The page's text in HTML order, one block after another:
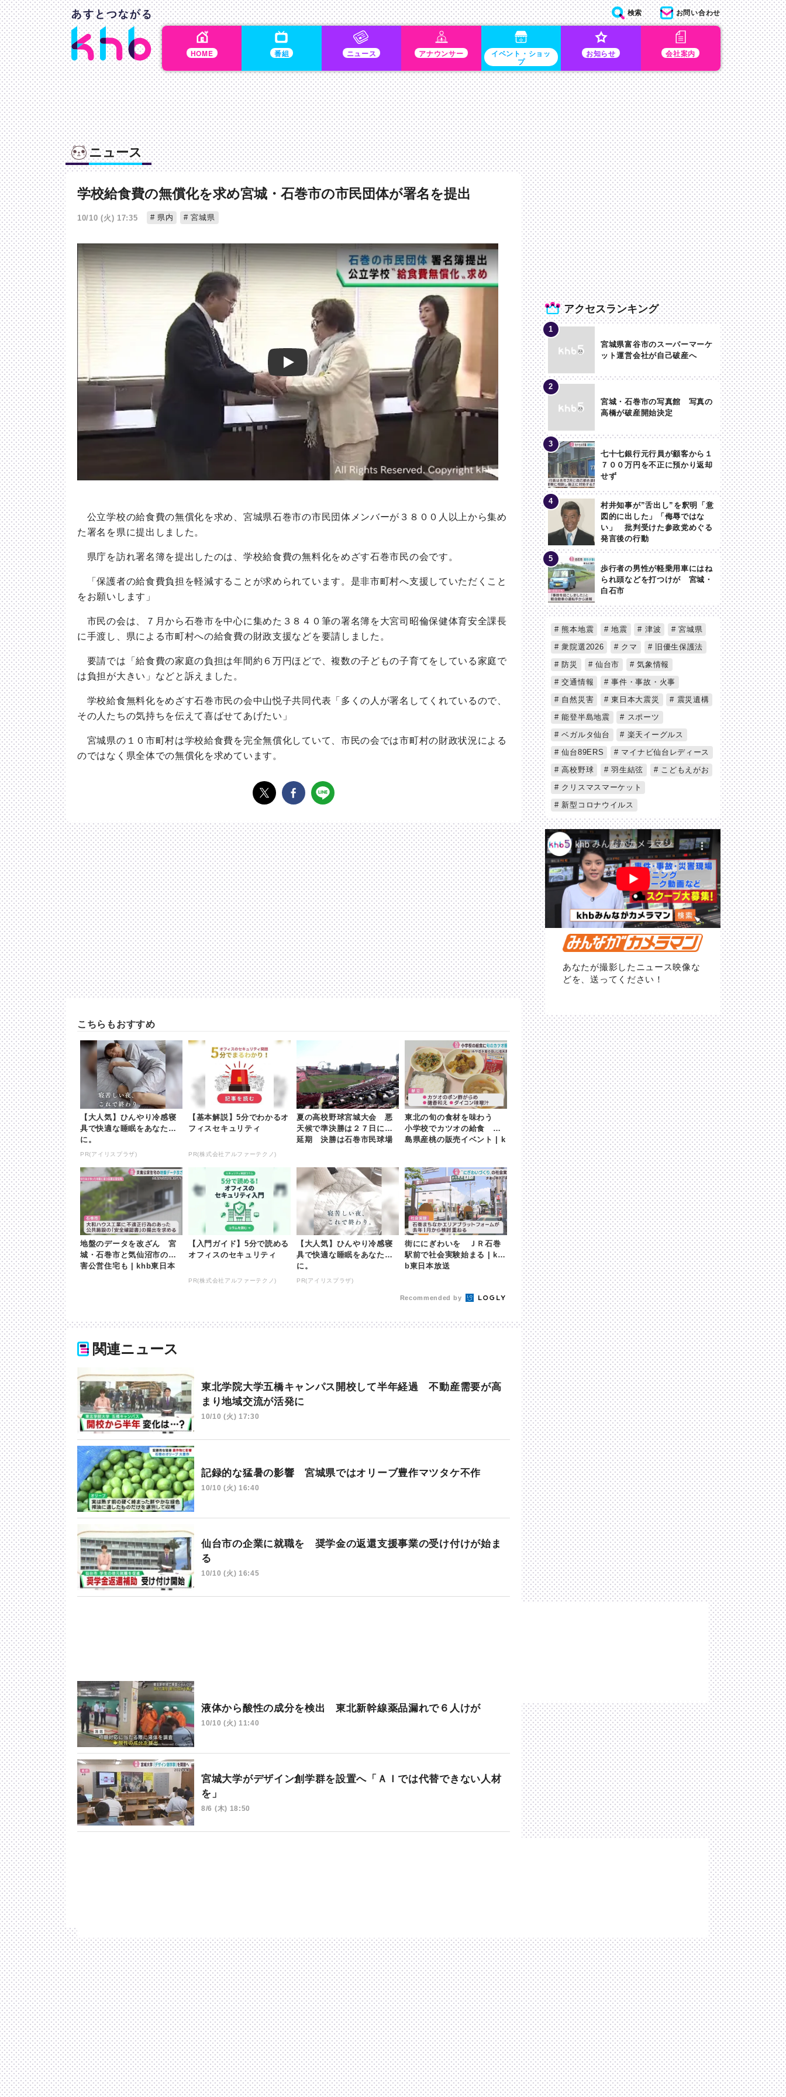
HOME 番組 ニュース アナウンサー イベント・ショッ
プ
お知らせ 会社案内
検索 お問い合わせ
ニュース
学校給食費の無償化を求め宮城・石巻市の市民団体が署名を提出
10/10 (火) 17:35 県内 宮城県
Play
公立学校の給食費の無償化を求め、宮城県石巻市の市民団体メンバーが３８００人以上から集め
た署名を県に提出しました。
県庁を訪れ署名簿を提出したのは、学校給食費の無料化をめざす石巻市民の会です。
「保護者の給食費負担を軽減することが求められています。是非市町村へ支援していただくこと
をお願いします」
市民の会は、７月から石巻市を中心に集めた３８４０筆の署名簿を大宮司昭倫保健体育安全課長
に手渡し、県による市町村への給食費の財政支援などを要請しました。
要請では「給食費の家庭の負担は年間約６万円ほどで、複数の子どもの子育てをしている家庭で
は負担が大きい」などと訴えました。
学校給食無料化をめざす石巻市民の会中山悦子共同代表「多くの人が署名してくれているので、
その人たちの気持ちを伝えて喜ばせてあげたい」
宮城県の１０市町村は学校給食費を完全無償化していて、市民の会では市町村の財政状況による
のではなく県全体での無償化を求めています。
こちらもおすすめ
【大人気】ひんやり冷感寝
具で快適な睡眠をあなた
に。
PR(アイリスプラザ)
【基本解説】5分でわかるオ
フィスセキュリティ
PR(株式会社アルファーテクノ)
夏の高校野球宮城大会 悪
天候で準決勝は２７日に再
延期 決勝は石巻市民球場
東北の旬の食材を味わう
小学校でカツオの給食 福
島県産桃の販売イベント | k
地盤のデータを改ざん 宮
城・石巻市と気仙沼市の災
害公営住宅も | khb東日本
【入門ガイド】5分で読める
オフィスのセキュリティ
PR(株式会社アルファーテクノ)
【大人気】ひんやり冷感寝
具で快適な睡眠をあなた
に。
PR(アイリスプラザ)
街ににぎわいを ＪＲ石巻
駅前で社会実験始まる | kh
b東日本放送
Recommended by
関連ニュース
東北学院大学五橋キャンパス開校して半年経過 不動産需要が高
まり地域交流が活発に
10/10 (火) 17:30
記録的な猛暑の影響 宮城県ではオリーブ豊作マツタケ不作
10/10 (火) 16:40
仙台市の企業に就職を 奨学金の返還支援事業の受け付けが始ま
る
10/10 (火) 16:45
液体から酸性の成分を検出 東北新幹線薬品漏れで６人けが
10/10 (火) 11:40
宮城大学がデザイン創学群を設置へ「ＡＩでは代替できない人材
を」
8/6 (木) 18:50
アクセスランキング
宮城県富谷市のスーパーマーケ
ット運営会社が自己破産へ
宮城・石巻市の写真館 写真の
高橋が破産開始決定
七十七銀行元行員が顧客から１
７００万円を不正に預かり返却
せず
村井知事が”舌出し”を釈明「意
図的に出した」「侮辱ではな
い」 批判受けた参政党めぐる
発言後の行動
歩行者の男性が軽乗用車にはね
られ頭などを打つけが 宮城・
白石市
熊本地震 地震 津波
宮城県
衆院選2026
クマ
旧優生保護法
防災
仙台市
気象情報
交通情報
事件・事故・火事
自然災害
東日本大震災
震災遺構
能登半島地震
スポーツ
ベガルタ仙台
楽天イーグルス
仙台89ERS
マイナビ仙台レディース
高校野球
羽生結弦
こどもえがお
クリスマスマーケット
新型コロナウイルス
あなたが撮影したニュース映像な
どを、送ってください！